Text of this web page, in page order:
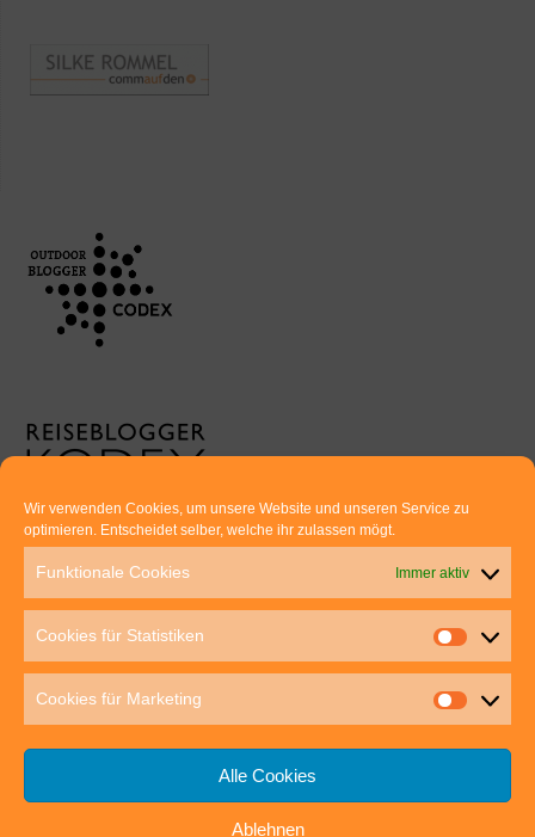
Wir verwenden Cookies, um unsere Website und unseren Service zu
optimieren. Entscheidet selber, welche ihr zulassen mögt.
Funktionale Cookies Immer aktiv
Cookies für Statistiken
Cookies für Marketing
Alle Cookies
Ablehnen
Euer direkter Draht zu uns:
Thomas Rathay und Silke Rommel
70563 Stuttgart
post@outdoor-hochgenuss.de